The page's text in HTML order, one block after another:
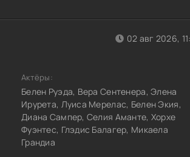
02 авг 2026,
Актёры:
Белен Руэда, Вера Сентенера, Элена
Ирурета, Луиса Мерелас, Белен Экия,
Диана Сампер, Селия Аманте, Хорхе
Фуэнтес, Глэдис Балагер, Микаела
Грандиа